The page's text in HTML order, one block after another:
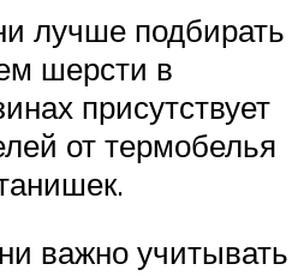
лучше подбирать
шерсти в
присутствует
от термобелья
важно учитывать